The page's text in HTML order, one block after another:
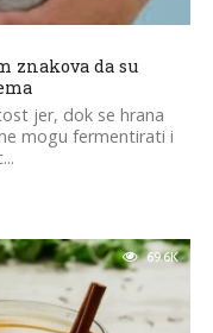
znakova da su
jer, dok se hrana
mogu fermentirati i
69.6K